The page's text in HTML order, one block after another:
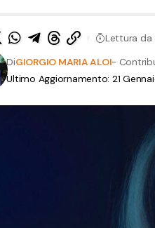
Ultimo Aggiornamento: 21
DiGIORGIO MARIA ALOI-
Lettura da